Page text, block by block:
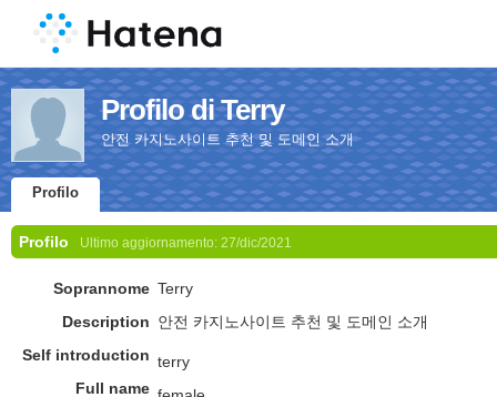
Profilo di Terry
안전 카지노사이트 추천 및 도메인 소개
Profilo
Profilo Ultimo aggiornamento: 27/dic/2021
Soprannome Terry
Description 안전 카지노사이트 추천 및 도메인 소개
Self introduction
Full name
terry